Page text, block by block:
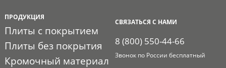
ПРОДУКЦИЯ
Плиты с покрытием
Плиты без покрытия
Кромочный материал
СВЯЗАТЬСЯ С НАМИ
8 (800) 550-44-66
Звонок по России бесплатный